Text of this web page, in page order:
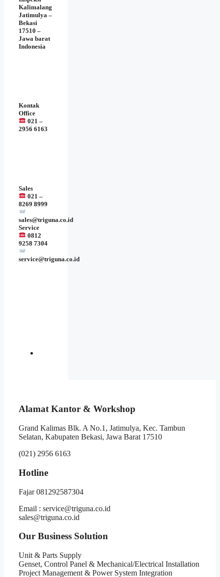
Kalimalang
Jatimulya –
Bekasi
17510 –
Jawa barat
Indonesia
Kontak
Office
021 –
2956 6163
Sales
021 –
8269 8999
sales@triguna.co.id
Service
0812
9258 7304
service@triguna.co.id
Alamat Kantor & Workshop
Grand Kalimas Blk. A No.1, Jatimulya, Kec. Tambun
Selatan, Kabupaten Bekasi, Jawa Barat 17510
(021) 2956 6163
Hotline
Fajar 081292587304
Email : service@triguna.co.id
sales@triguna.co.id
Our Business Solution
Unit & Parts Supply
Genset, Control Panel & Mechanical/Electrical Installation
Project Management & Power System Integration